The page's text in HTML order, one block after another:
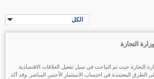
الكل
التجارة
التجارة حيث تم التباحث في سبل تفعيل العلاقات الاقتصادية
الطرق المعتمدة في احتساب الاستثمار الأجنبي المباشر. وقد أكد